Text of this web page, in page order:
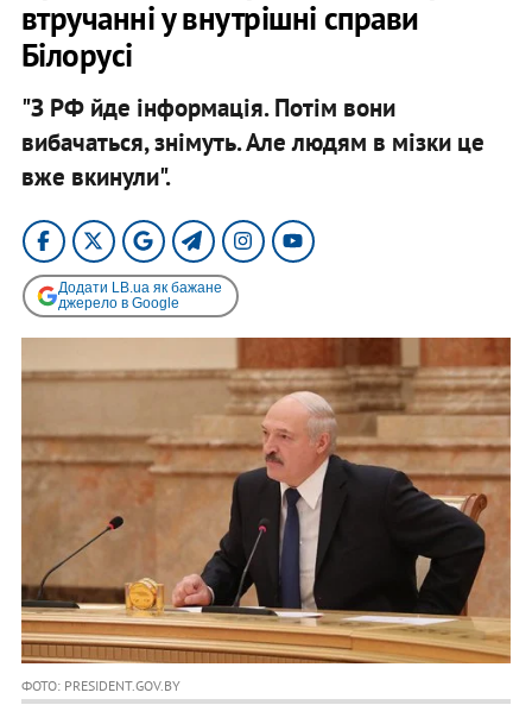
втручанні у внутрішні справи
Білорусі
"З РФ йде інформація. Потім вони
вибачаться, знімуть. Але людям в мізки це
вже вкинули".
Додати LB.ua як бажане
джерело в Google
ФОТО: PRESIDENT.GOV.BY